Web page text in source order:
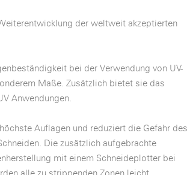
der weltweit akzeptierten
bei der Verwendung von UV-
Maße. Zusätzlich bietet sie das
Anwendungen.
Auflagen und reduziert die Gefahr des
Die zusätzlich aufgebrachte
mit einem Schneideplotter bei